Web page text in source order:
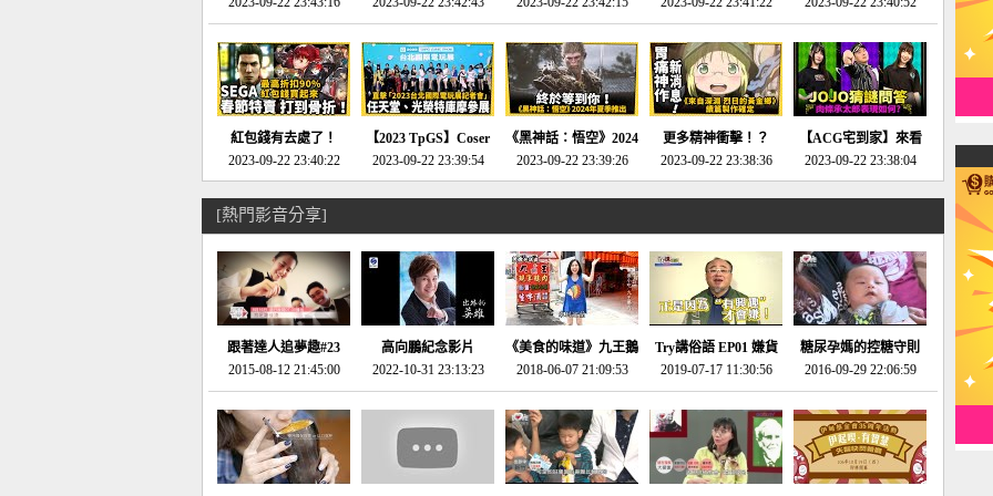
天平》介紹！-電玩宅
速配20230126
回「石村號」的恐懼體
驗-電玩宅速配
20230125
版」!!!今年就能玩到!!-
電玩宅速配20230124
動作角色扮演遊戲！-
電玩宅速配20230123
第一名早就決定了，封
面圖直接雷你!-電玩宅
速配20230120
紅包錢有去處了！
SEGA春節特賣 超過85
款遊戲打到骨折-電玩
宅速配20230119
2023-09-22 23:40:22
【2023 TpGS】Coser
和Show Girl搶先看！
直擊展前記者會-電玩
2023-09-22 23:39:54
《黑神話：悟空》2024
年夏季推出！確定不會
延期齁？-電玩宅速配
2023-09-22 23:39:26
更多精神衝擊！？
《來自深淵 烈日的黃
金鄉》續篇動畫確定
2023-09-22 23:38:36
【ACG宅到家】來看
就抽周邊！《JOJO的
奇妙冒險》問答大挑戰
年特展 feat 蕎羽 、櫻
花
2023-09-22 23:38:04
[熱門影音分享]
跟著達人追夢趣#23
promo-我想開間咖啡
館(謝佳凌)
2015-08-12 21:45:00
高向鵬紀念影片
2022-10-31 23:13:23
《美食的味道》九王鵝
肉
2018-06-07 21:09:53
Try講俗語 EP01 嫌貨
才是買貨人
2019-07-17 11:30:56
糖尿孕媽的控糖守則
2016-09-29 22:06:59